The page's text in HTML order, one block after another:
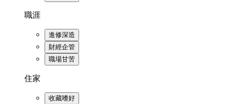
職涯
進修深造
財經企管
職場甘苦
住家
收藏嗜好